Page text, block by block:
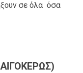
σε όλα όσα